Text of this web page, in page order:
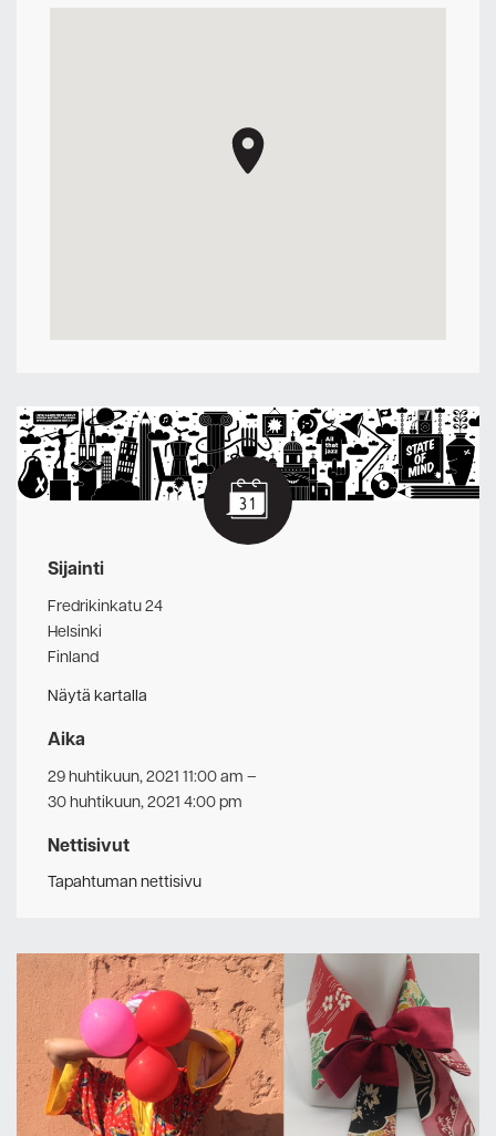
Sijainti
Fredrikinkatu 24
Helsinki
Finland
Näytä kartalla
Aika
29 huhtikuun, 2021 11:00 am –
30 huhtikuun, 2021 4:00 pm
Nettisivut
Tapahtuman nettisivu